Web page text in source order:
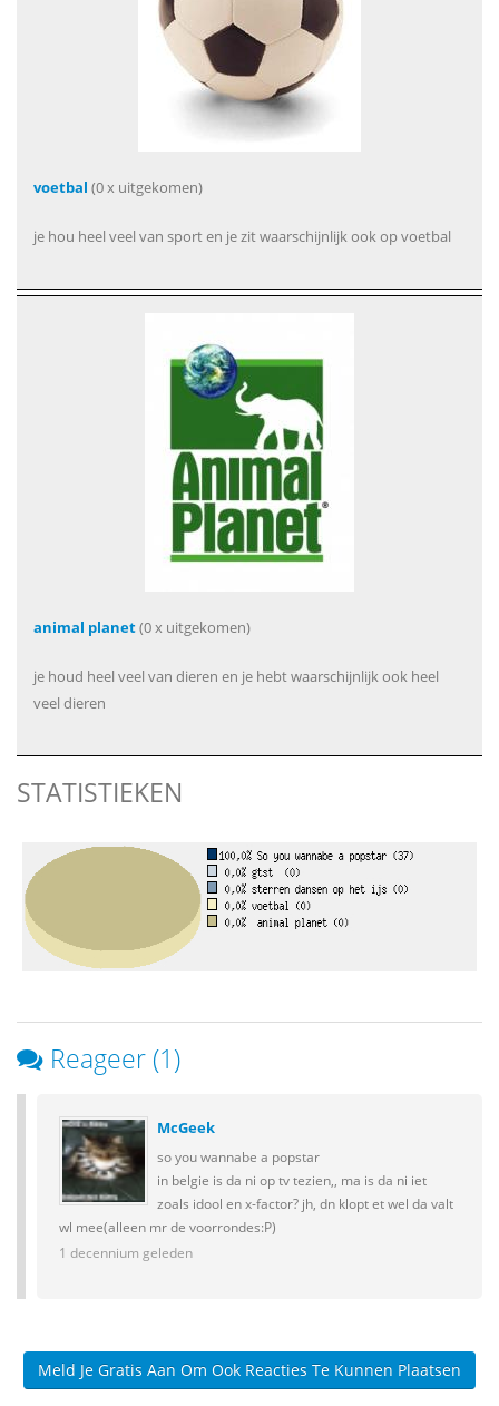
voetbal (0 x uitgekomen)
je hou heel veel van sport en je zit waarschijnlijk ook op voetbal
animal planet(0 x uitgekomen)
je houd heel veel van dieren en je hebt waarschijnlijk ook heel
veel dieren
STATISTIEKEN
Reageer (1)
McGeek
so you wannabe a popstar
in belgie is da ni op tv tezien,, ma is da ni iet
zoals idool en x-factor? jh, dn klopt et wel da valt
wl mee(alleen mr de voorrondes:P)
1 decennium geleden
Meld Je Gratis Aan Om Ook Reacties Te Kunnen Plaatsen